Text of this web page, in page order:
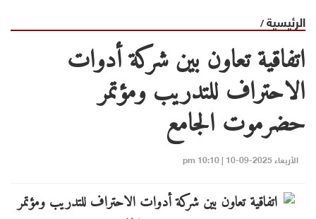
الرئيسية/
اتفاقية تعاون بين شركة أدوات
الاحتراف للتدريب ومؤتمر
حضرموت الجامع
الأربعاء 2025-09-10 | 10:10 pm